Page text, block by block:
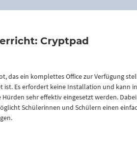
Cryptpad
das ein komplettes Office zur Verfügung
ist. Es erfordert keine Installation und kann
sehr effektiv eingesetzt werden.
Schülerinnen und Schülern einen